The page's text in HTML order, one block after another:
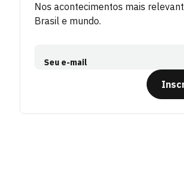
Nos acontecimentos mais
Brasil e mundo.
Seu e-mail